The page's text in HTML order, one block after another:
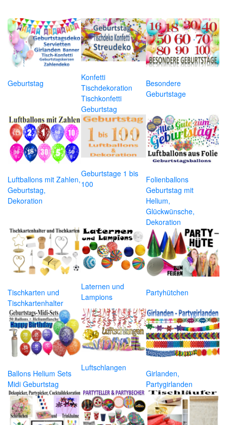
Geburtstag
Konfetti
Tischdekoration
Tischkonfetti
Geburtstag
Besondere
Geburtstage
Luftballons mit Zahlen,
Geburtstag,
Dekoration
Geburtstage 1 bis
100
Folienballons
Geburtstag mit
Helium,
Glückwünsche,
Dekoration
Tischkarten und
Tischkartenhalter
Laternen und
Lampions
Partyhütchen
Ballons Helium Sets
Midi Geburtstag
Luftschlangen
Girlanden,
Partygirlanden